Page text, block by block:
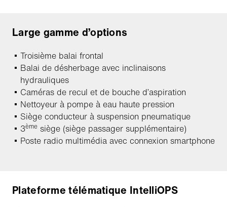
Large gamme d’options
Troisième balai frontal
Balai de désherbage avec inclinaisons
hydrauliques
Caméras de recul et de bouche d’aspiration
Nettoyeur à pompe à eau haute pression
Siège conducteur à suspension pneumatique
3ème siège (siège passager supplémentaire)
Poste radio multimédia avec connexion smartphone
Plateforme télématique IntelliOPS